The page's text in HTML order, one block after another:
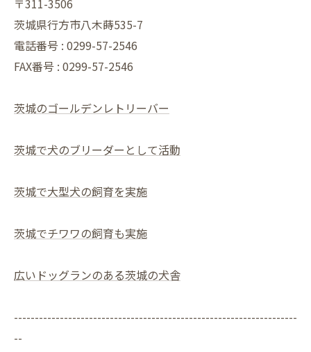
〒311-3506
茨城県行方市八木蒔535-7
電話番号 : 0299-57-2546
FAX番号 : 0299-57-2546
茨城のゴールデンレトリーバー
茨城で犬のブリーダーとして活動
茨城で大型犬の飼育を実施
茨城でチワワの飼育も実施
広いドッグランのある茨城の犬舎
--------------------------------------------------------------------
--